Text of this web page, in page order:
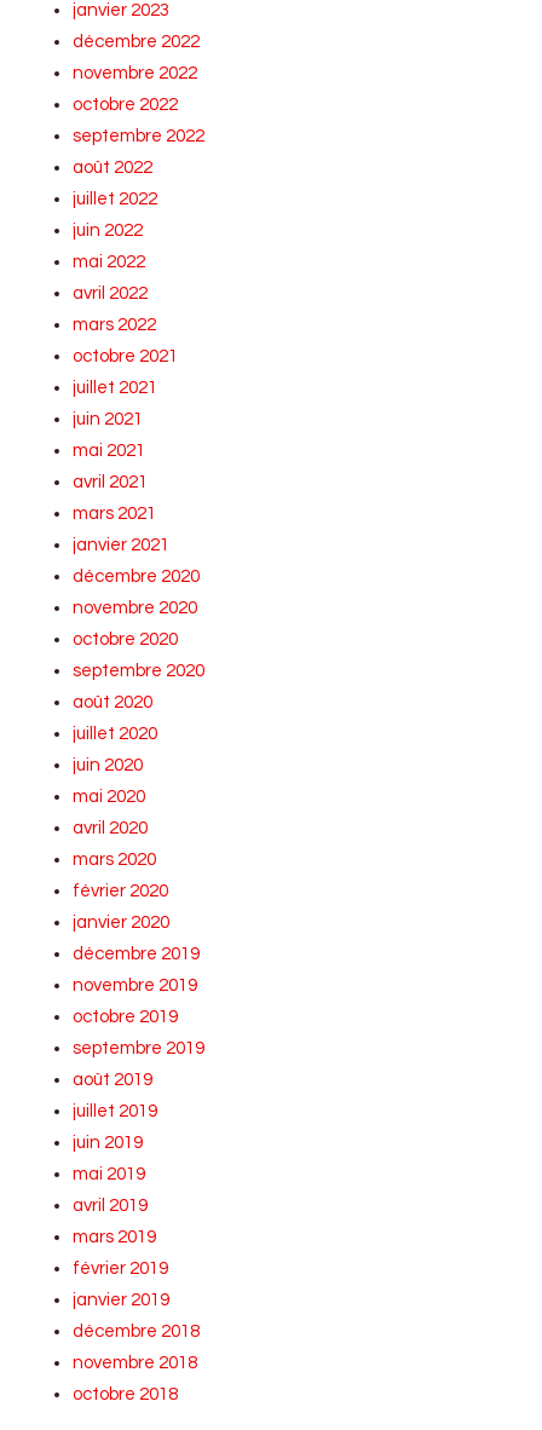
janvier 2023
décembre 2022
novembre 2022
octobre 2022
septembre 2022
août 2022
juillet 2022
juin 2022
mai 2022
avril 2022
mars 2022
octobre 2021
juillet 2021
juin 2021
mai 2021
avril 2021
mars 2021
janvier 2021
décembre 2020
novembre 2020
octobre 2020
septembre 2020
août 2020
juillet 2020
juin 2020
mai 2020
avril 2020
mars 2020
février 2020
janvier 2020
décembre 2019
novembre 2019
octobre 2019
septembre 2019
août 2019
juillet 2019
juin 2019
mai 2019
avril 2019
mars 2019
février 2019
janvier 2019
décembre 2018
novembre 2018
octobre 2018